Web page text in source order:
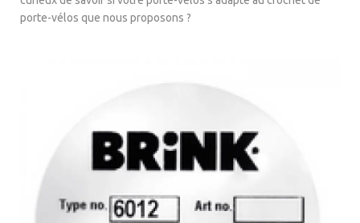
porte-vélos que nous proposons ?